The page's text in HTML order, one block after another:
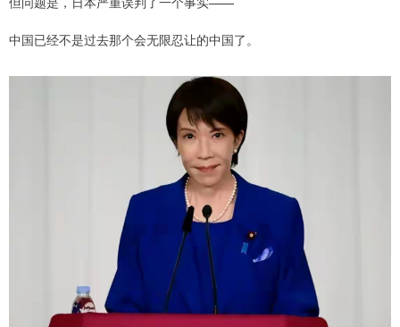
中国已经不是过去那个会无限忍让的中国了。